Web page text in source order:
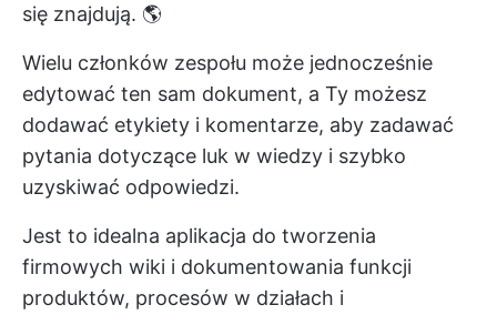
się znajdują. 🌎
Wielu członków zespołu może jednocześnie
edytować ten sam dokument, a Ty możesz
dodawać etykiety i komentarze, aby zadawać
pytania dotyczące luk w wiedzy i szybko
uzyskiwać odpowiedzi.
Jest to idealna aplikacja do tworzenia
firmowych wiki i dokumentowania funkcji
produktów, procesów w działach i